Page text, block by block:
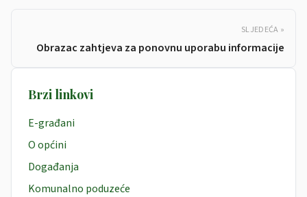
SLJEDEĆA »
Obrazac zahtjeva za ponovnu uporabu informacije
Brzi linkovi
E-građani
O općini
Događanja
Komunalno poduzeće